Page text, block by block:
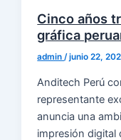
Cinco años
gráfica
admin/junio 22,
Anditech Perú
representante
anuncia una
impresión digital